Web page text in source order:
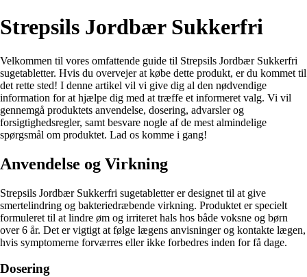
Strepsils Jordbær Sukkerfri
Velkommen til vores omfattende guide til Strepsils Jordbær Sukkerfri
sugetabletter. Hvis du overvejer at købe dette produkt, er du kommet til
det rette sted! I denne artikel vil vi give dig al den nødvendige
information for at hjælpe dig med at træffe et informeret valg. Vi vil
gennemgå produktets anvendelse, dosering, advarsler og
forsigtighedsregler, samt besvare nogle af de mest almindelige
spørgsmål om produktet. Lad os komme i gang!
Anvendelse og Virkning
Strepsils Jordbær Sukkerfri sugetabletter er designet til at give
smertelindring og bakteriedræbende virkning. Produktet er specielt
formuleret til at lindre øm og irriteret hals hos både voksne og børn
over 6 år. Det er vigtigt at følge lægens anvisninger og kontakte lægen,
hvis symptomerne forværres eller ikke forbedres inden for få dage.
Dosering